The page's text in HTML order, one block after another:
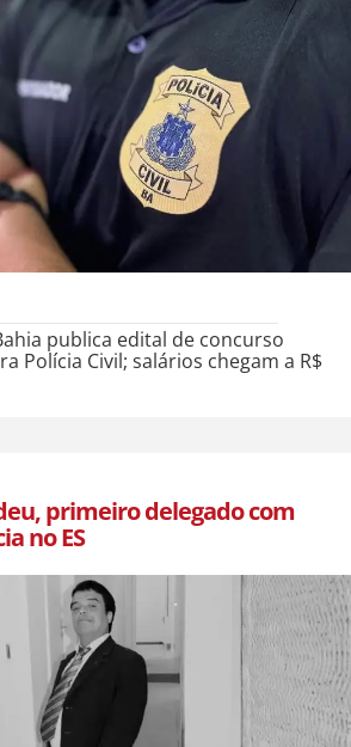
publica edital de concurso
Polícia Civil; salários chegam a R$
primeiro delegado com
no ES